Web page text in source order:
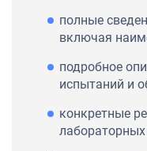
полные
включая
подробное
испытаний и
конкретные